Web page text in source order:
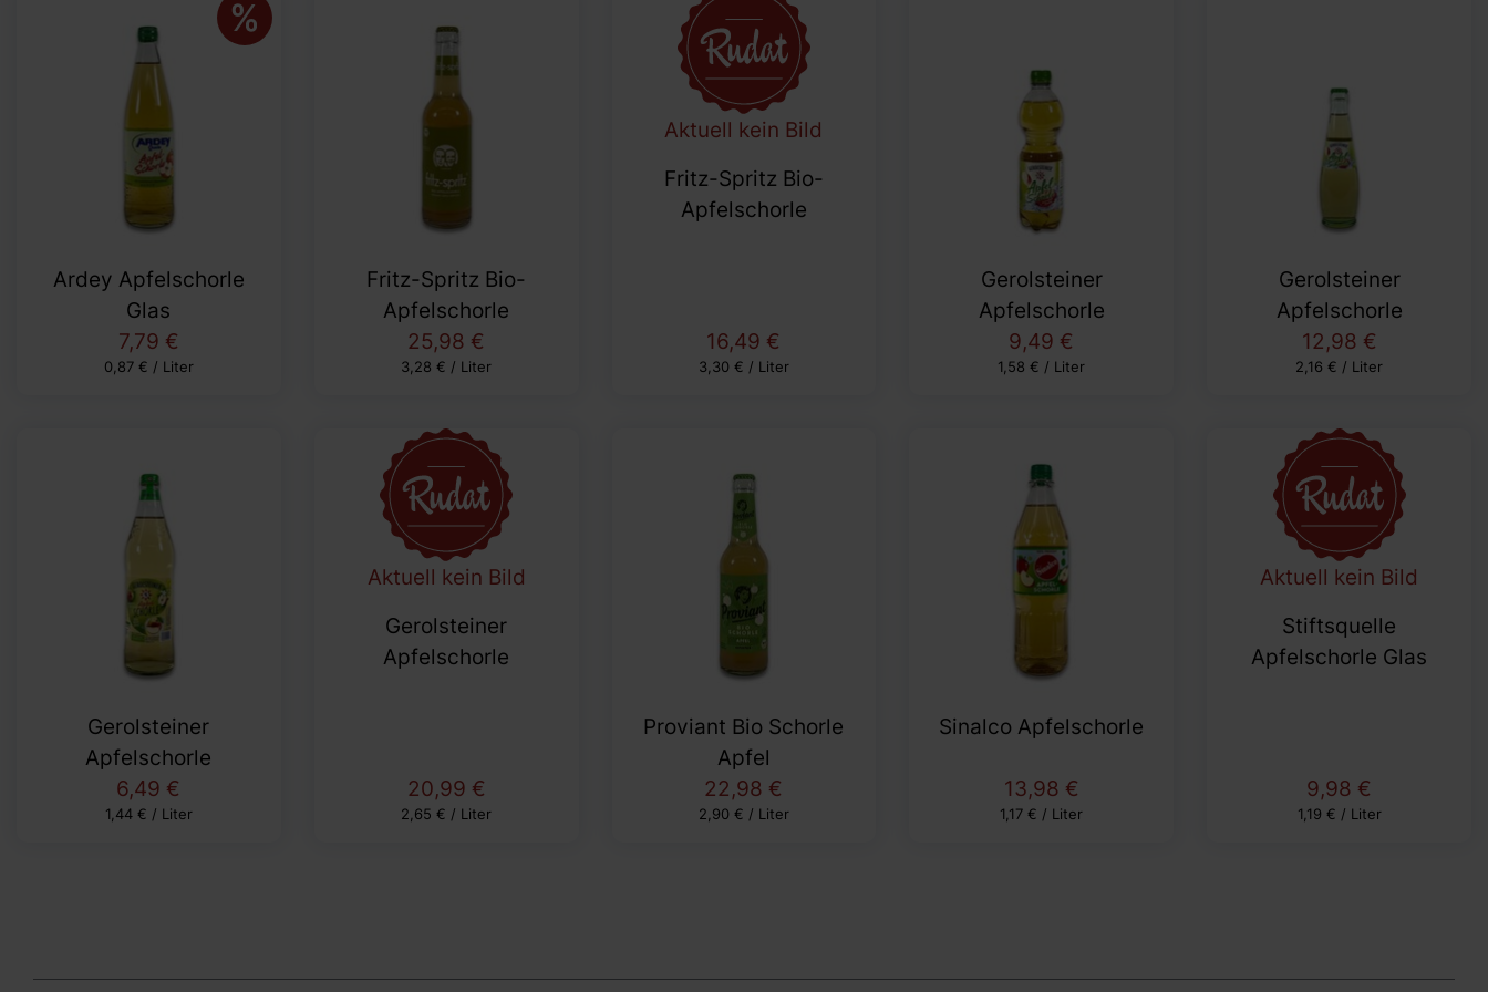
Ardey Apfelschorle
Glas
7,79 €
0,87 € / Liter
Fritz-Spritz Bio-
Apfelschorle
25,98 €
3,28 € / Liter
Aktuell kein Bild
Fritz-Spritz Bio-
Apfelschorle
16,49 €
3,30 € / Liter
Gerolsteiner
Apfelschorle
9,49 €
1,58 € / Liter
Gerolsteiner
Apfelschorle
12,98 €
2,16 € / Liter
Gerolsteiner
Apfelschorle
6,49 €
1,44 € / Liter
Aktuell kein Bild
Gerolsteiner
Apfelschorle
20,99 €
2,65 € / Liter
Proviant Bio Schorle
Apfel
22,98 €
2,90 € / Liter
Sinalco Apfelschorle
13,98 €
1,17 € / Liter
Aktuell kein Bild
Stiftsquelle
Apfelschorle Glas
9,98 €
1,19 € / Liter